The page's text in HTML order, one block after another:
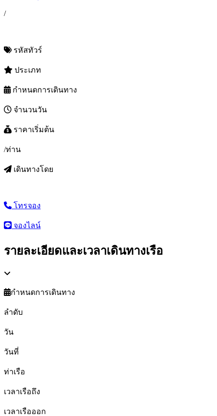
/
รหัสทัวร์
ประเภท
กำหนดการเดินทาง
จำนวนวัน
ราคาเริ่มต้น
/ท่าน
เดินทางโดย
โทรจอง
จองไลน์
รายละเอียดและเวลาเดินทางเรือ
กำหนดการเดินทาง
ลำดับ
วัน
วันที่
ท่าเรือ
เวลาเรือถึง
เวลาเรือออก